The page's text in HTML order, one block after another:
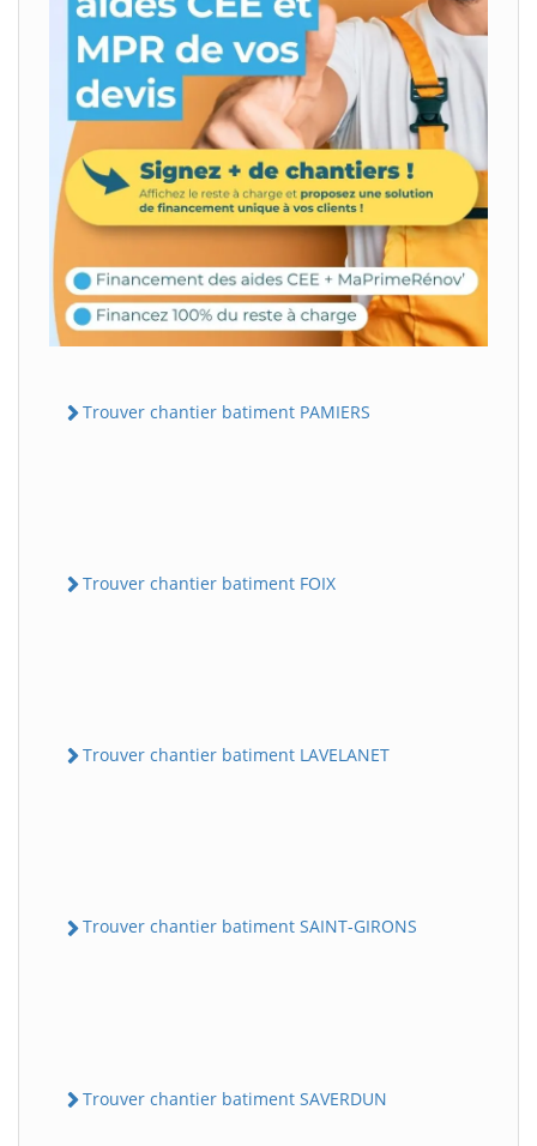
Trouver chantier batiment PAMIERS
Trouver chantier batiment FOIX
Trouver chantier batiment LAVELANET
Trouver chantier batiment SAINT-GIRONS
Trouver chantier batiment SAVERDUN